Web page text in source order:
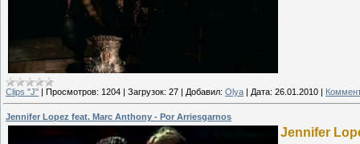
Clips "J" | Просмотров: 1204 | Загрузок: 27 | Добавил: Olya | Дата: 26.01.2010 |
Jennifer Lopez feat. Marc Anthony - Por Arriesgarnos
Jennifer